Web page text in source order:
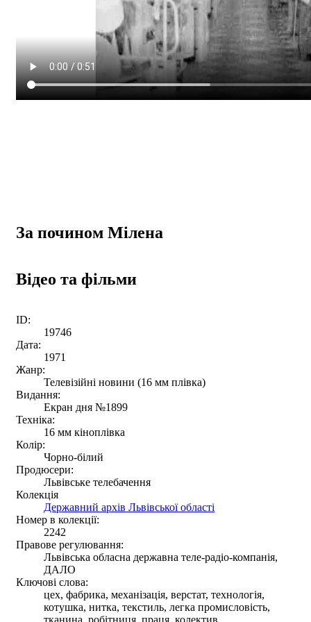
За почином Мілена
Відео та фільми
ID:
19746
Дата:
1971
Жанр:
Телевізійні новини (16 мм плівка)
Видання:
Екран дня №1899
Техніка:
16 мм кіноплівка
Колір:
Чорно-білий
Продюсери:
Львівське телебачення
Колекція
Державний архів Львівської області
Номер в колекції:
2242
Правове регулювання:
Львівська обласна державна теле-радіо-компанія,
ДАЛО
Ключові слова:
цех, фабрика, механізація, верстат, технологія,
котушка, нитка, текстиль, легка промисловість,
тканина, робітниця, праця, колектив